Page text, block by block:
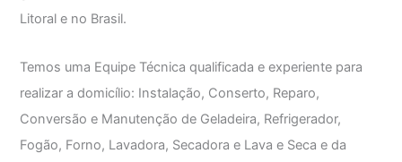
Litoral e no Brasil.
Temos uma Equipe Técnica qualificada e experiente para
realizar a domicílio: Instalação, Conserto, Reparo,
Conversão e Manutenção de Geladeira, Refrigerador,
Fogão, Forno, Lavadora, Secadora e Lava e Seca e da